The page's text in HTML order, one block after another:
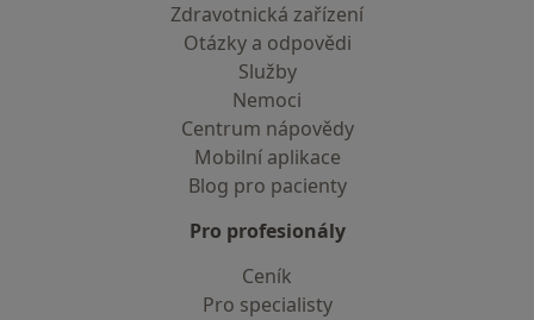
Zdravotnická zařízení
Otázky a odpovědi
Služby
Nemoci
Centrum nápovědy
Mobilní aplikace
Blog pro pacienty
Pro profesionály
Ceník
Pro specialisty